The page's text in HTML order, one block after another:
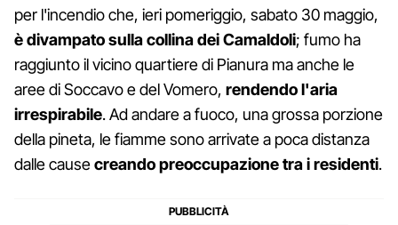
per l'incendio che, ieri pomeriggio, sabato 30 maggio,
è divampato sulla collina dei Camaldoli; fumo ha
raggiunto il vicino quartiere di Pianura ma anche le
aree di Soccavo e del Vomero, rendendo l'aria
irrespirabile. Ad andare a fuoco, una grossa porzione
della pineta, le fiamme sono arrivate a poca distanza
dalle causecreando preoccupazione tra i residenti.